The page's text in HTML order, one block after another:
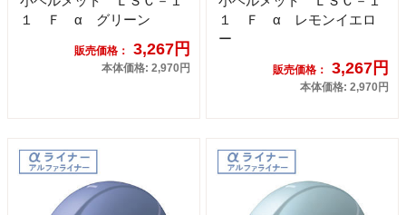
１ Ｆ α グリーン
販売価格： 3,267円
本体価格: 2,970円
１ Ｆ α レモンイエロ
ー
販売価格： 3,267円
本体価格: 2,970円